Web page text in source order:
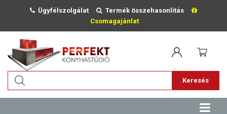
Ügyfélszolgálat
Termék összehasonlítás
Csomagajánlat
Keresés